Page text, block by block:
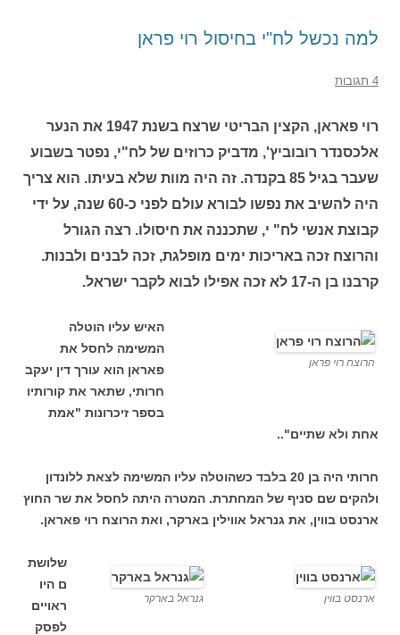
למה נכשל לח"י בחיסול רוי פראן
4 תגובות
רוי פאראן, הקצין הבריטי שרצח בשנת 1947 את הנער
אלכסנדר רובוביץ', מדביק כרוזים של לח"י, נפטר בשבוע
שעבר בגיל 85 בקנדה. זה היה מוות שלא בעיתו. הוא צריך
היה להשיב את נפשו לבורא עולם לפני כ-60 שנה, על ידי
קבוצת אנשי לח" י, שתכננה את חיסולו. רצה הגורל
והרוצח זכה באריכות ימים מופלגת, זכה לבנים ולבנות.
קרבנו בן ה-17 לא זכה אפילו לבוא לקבר ישראל.
הרוצח רוי פראן
האיש עליו הוטלה
המשימה לחסל את
פאראן הוא עורך דין יעקב
חרותי, שתאר את קורותיו
בספר זיכרונות "אמת
אחת ולא שתיים"..
חרותי היה בן 20 בלבד כשהוטלה עליו המשימה לצאת ללונדון
ולהקים שם סניף של המחתרת. המטרה היתה לחסל את שר החוץ
ארנסט בווין, את גנראל אווילין בארקר, ואת הרוצח רוי פאראן.
ארנסט בווין גנראל בארקר
שלושת
ם היו
ראויים
לפסק